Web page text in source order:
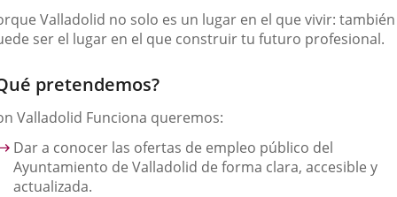
Valladolid no solo es un lugar en el que vivir: también
ser el lugar en el que construir tu futuro profesional.
pretendemos?
Valladolid Funciona queremos:
Dar a conocer las ofertas de empleo público del
Ayuntamiento de Valladolid de forma clara, accesible y
actualizada.